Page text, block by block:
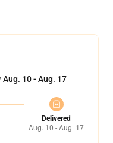
Aug. 10 - Aug. 17
Delivered
Aug. 10 - Aug. 17